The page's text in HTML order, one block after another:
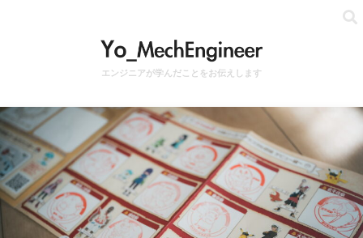
エンジニアが学んだことをお伝えします